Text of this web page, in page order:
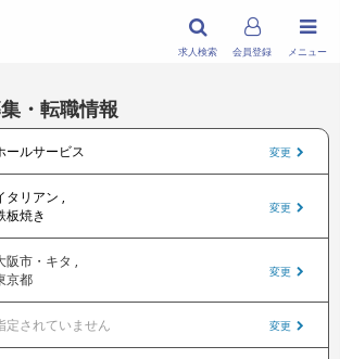
メニュー
求人検索 会員登録
・転職情報
ールサービス 変更
イタリアン ,
板焼き
変更
大阪市・キタ ,
京都
変更
定されていません 変更